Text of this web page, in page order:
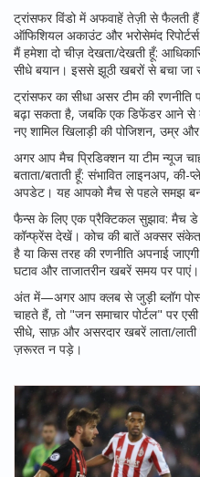
ट्रांसफर विंडो में अफवाहें तेज़ी से फैलती
ऑफिशियल अकाउंट और भरोसेमंद
मैं हमेशा दो चीज़ देखता/देखती हूँ:
सीधे बयान। इससे झूठी खबरों से बचा जा
ट्रांसफर का सीधा असर टीम की
बढ़ा सकता है, जबकि एक डिफेंडर आने से
नए शामिल खिलाड़ी की पोजिशन, उम्र
अगर आप मैच प्रिडिक्शन या टीम न्यूज
बताता/बताती हूँ: संभावित लाइनअप,
अपडेट। यह आपको मैच से पहले समझ
फैन्स के लिए एक प्रैक्टिकल सुझाव: मैच डे
कॉन्फ्रेंस देखें। कोच की बातें अक्सर संकेत
है या किस तरह की रणनीति अपनाई
घटाव और ताजातरीन खबरें समय पर पाएं।
अंत में—अगर आप क्लब से जुड़ी ब्लॉग
चाहते हैं, तो "जन समाचार पोर्टल" पर
सीधे, साफ़ और असरदार खबरें लाता/लाती
ज़रूरत न पड़े।